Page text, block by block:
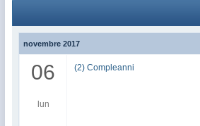
novembre 2017
06
lun
(2) Compleanni